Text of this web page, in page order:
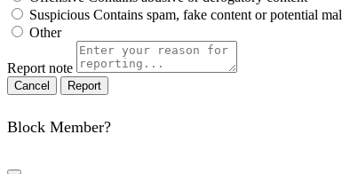
Suspicious Contains spam, fake content or potential
Other
Report note
Report
Block Member?